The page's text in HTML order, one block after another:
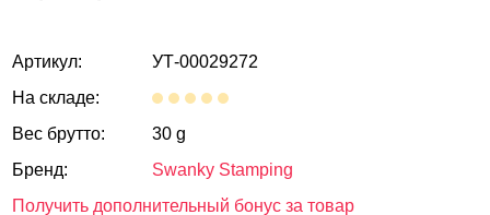
Артикул:
УТ-00029272
На складе:
Вес брутто:
30 g
Бренд:
Swanky Stamping
Получить дополнительный бонус за товар